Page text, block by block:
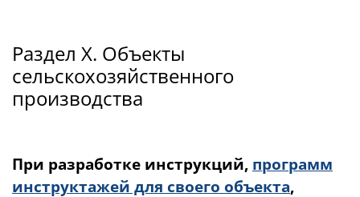
Раздел X. Объекты
сельскохозяйственного
производства
При разработке инструкций, программ
инструктажей для своего объекта,